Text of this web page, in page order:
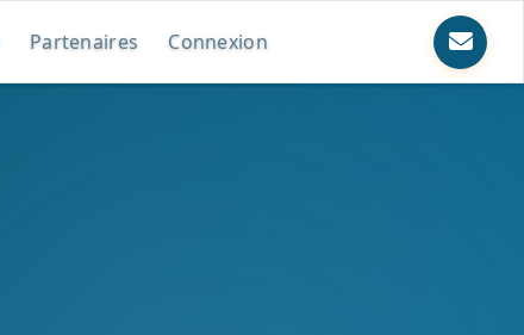
Partenaires Connexion